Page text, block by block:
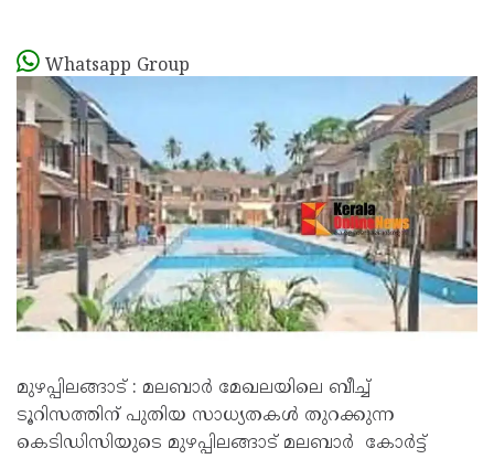
Whatsapp Group
മുഴപ്പിലങ്ങാട് : മലബാർ മേഖലയിലെ ബീച്ച്
ടൂറിസത്തിന് പുതിയ സാധ്യതകൾ തുറക്കുന്ന
കെടിഡിസിയുടെ മുഴപ്പിലങ്ങാട് മലബാർ കോർട്ട്